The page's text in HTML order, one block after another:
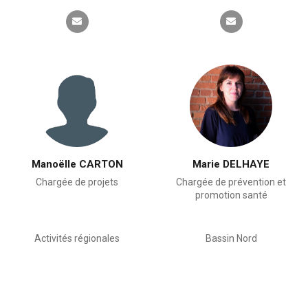
Manoëlle CARTON
Chargée de projets
Activités régionales
Marie DELHAYE
Chargée de prévention et
promotion santé
Bassin Nord